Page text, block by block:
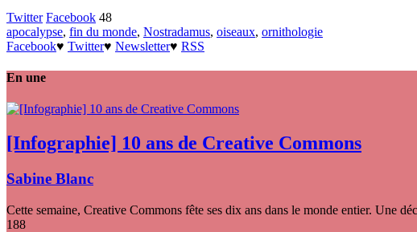
Twitter Facebook 48
apocalypse, fin du monde, Nostradamus, oiseaux, ornithologie
Facebook♥ Twitter♥ Newsletter♥ RSS
En une
[Infographie] 10 ans de Creative Commons
Sabine Blanc
Cette semaine, Creative Commons fête ses dix ans dans le monde entier. Une
188